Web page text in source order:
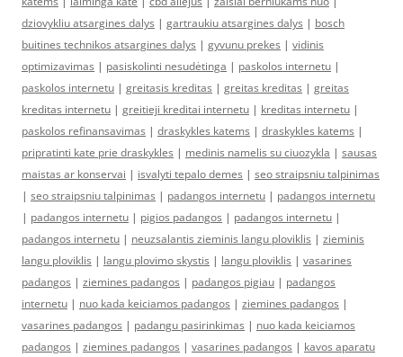
dziovykliu atsargines dalys | gartraukiu atsargines dalys | bosch
buitines technikos atsargines dalys | gyvunu prekes | vidinis
optimizavimas | pasiskolinti nesudėtinga | paskolos internetu |
paskolos internetu | greitasis kreditas | greitas kreditas | greitas
kreditas internetu | greitieji kreditai internetu | kreditas internetu |
paskolos refinansavimas | draskykles katems | draskykles katems |
pripratinti kate prie draskykles | medinis namelis su ciuozykla | sausas
maistas ar konservai | isvalyti tepalo demes | seo straipsniu talpinimas
| seo straipsniu talpinimas | padangos internetu | padangos internetu
| padangos internetu | pigios padangos | padangos internetu |
padangos internetu | neuzsalantis zieminis langu ploviklis | zieminis
langu ploviklis | langu plovimo skystis | langu ploviklis | vasarines
padangos | ziemines padangos | padangos pigiau | padangos
internetu | nuo kada keiciamos padangos | ziemines padangos |
vasarines padangos | padangu pasirinkimas | nuo kada keiciamos
padangos | ziemines padangos | vasarines padangos | kavos aparatu